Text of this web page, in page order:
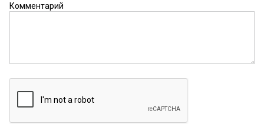
Комментарий